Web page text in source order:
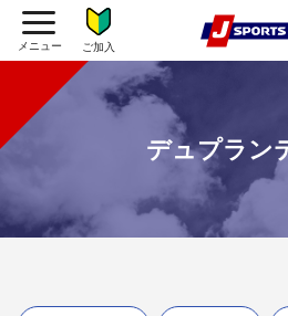
ご加入
デュプラン